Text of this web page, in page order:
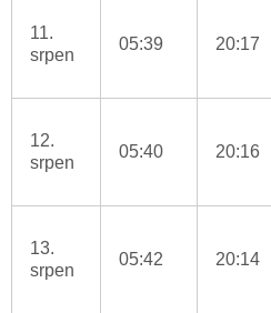
11.
srpen
05:39 20:17
12.
srpen
05:40 20:16
13.
srpen
05:42 20:14